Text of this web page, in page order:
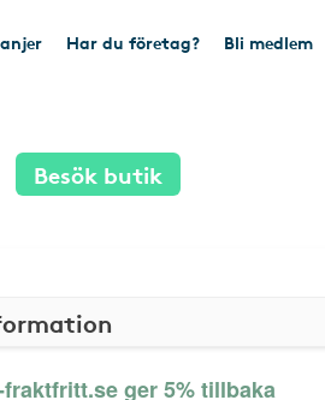
Har du företag? Bli medlem
Besök butik
ger 5% tillbaka